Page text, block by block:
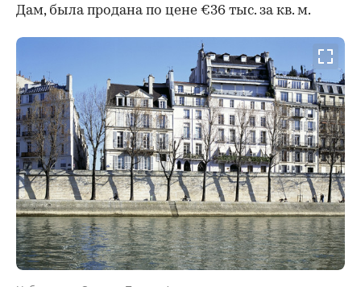
Дам, была продана по цене €36 тыс. за кв. м.